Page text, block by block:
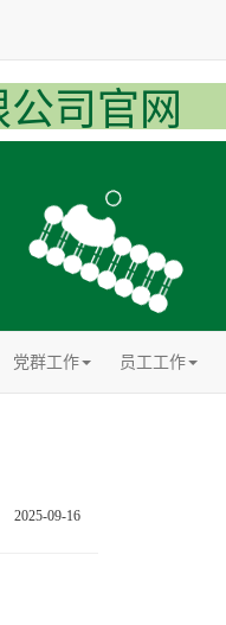
司官网
党群工作 员工工作
2025-09-16